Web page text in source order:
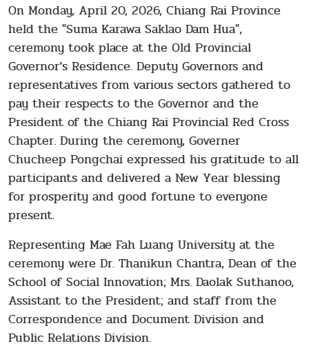
On Monday, April 20, 2026, Chiang Rai Province
held the "Suma Karawa Saklao Dam Hua",
ceremony took place at the Old Provincial
Governor’s Residence. Deputy Governors and
representatives from various sectors gathered to
pay their respects to the Governor and the
President of the Chiang Rai Provincial Red Cross
Chapter. During the ceremony, Governer
Chucheep Pongchai expressed his gratitude to all
participants and delivered a New Year blessing
for prosperity and good fortune to everyone
present.
Representing Mae Fah Luang University at the
ceremony were Dr. Thanikun Chantra, Dean of the
School of Social Innovation; Mrs. Daolak Suthanoo,
Assistant to the President; and staff from the
Correspondence and Document Division and
Public Relations Division.